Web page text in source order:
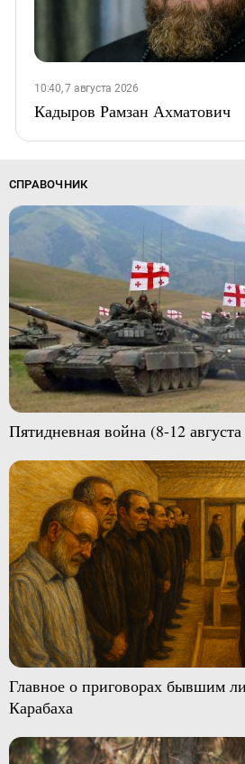
10:40, 7 августа 2026
Кадыров Рамзан Ахматович
СПРАВОЧНИК
Пятидневная война (8-12 августа
Главное о приговорах бывшим
Карабаха